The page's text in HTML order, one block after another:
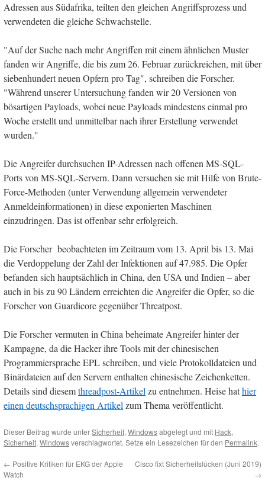
Adressen aus Südafrika, teilten den gleichen Angriffsprozess und
verwendeten die gleiche Schwachstelle.
"Auf der Suche nach mehr Angriffen mit einem ähnlichen Muster
fanden wir Angriffe, die bis zum 26. Februar zurückreichen, mit über
siebenhundert neuen Opfern pro Tag", schreiben die Forscher.
"Während unserer Untersuchung fanden wir 20 Versionen von
bösartigen Payloads, wobei neue Payloads mindestens einmal pro
Woche erstellt und unmittelbar nach ihrer Erstellung verwendet
wurden."
Die Angreifer durchsuchen IP-Adressen nach offenen MS-SQL-
Ports von MS-SQL-Servern. Dann versuchen sie mit Hilfe von Brute-
Force-Methoden (unter Verwendung allgemein verwendeter
Anmeldeinformationen) in diese exponierten Maschinen
einzudringen. Das ist offenbar sehr erfolgreich.
Die Forscher beobachteten im Zeitraum vom 13. April bis 13. Mai
die Verdoppelung der Zahl der Infektionen auf 47.985. Die Opfer
befanden sich hauptsächlich in China, den USA und Indien – aber
auch in bis zu 90 Ländern erreichten die Angreifer die Opfer, so die
Forscher von Guardicore gegenüber Threatpost.
Die Forscher vermuten in China beheimate Angreifer hinter der
Kampagne, da die Hacker ihre Tools mit der chinesischen
Programmiersprache EPL schreiben, und viele Protokolldateien und
Binärdateien auf den Servern enthalten chinesische Zeichenketten.
Details sind diesemthreadpost-Artikelzu entnehmen. Heise hathier
einen deutschsprachigen Artikelzum Thema veröffentlicht.
Dieser Beitrag wurde unterSicherheit, Windowsabgelegt und mit Hack,
Sicherheit, Windowsverschlagwortet. Setze ein Lesezeichen für den Permalink.
← Positive Kritiken für EKG der Apple
Watch
Cisco fixt Sicherheitslücken (Juni 2019)
→